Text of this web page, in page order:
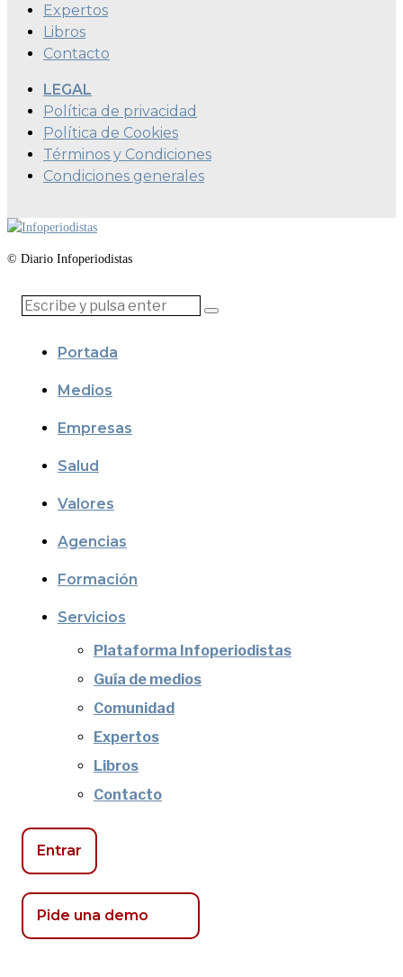
Expertos
Libros
Contacto
LEGAL
Política de privacidad
Política de Cookies
Términos y Condiciones
Condiciones generales
© Diario Infoperiodistas
Portada
Medios
Empresas
Salud
Valores
Agencias
Formación
Servicios
Plataforma Infoperiodistas
Guía de medios
Comunidad
Expertos
Libros
Contacto
Entrar
Pide una demo